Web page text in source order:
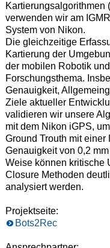
Kartierungsalgorithmen
verwenden wir am
System von Nikon.
Die gleichzeitige
Kartierung der
der mobilen Robotik
Forschungsthema.
Genauigkeit,
Ziele aktueller
validieren wir unsere
mit dem Nikon iGPS,
Ground Trouth mit
Genauigkeit von 0,2
Weise können kritische
Closure Methoden
analysiert werden.
Projektseite:
Bots2Rec